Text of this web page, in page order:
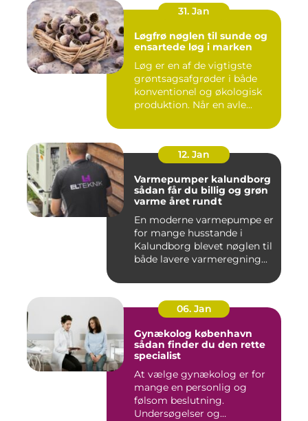
31. Jan
Løgfrø nøglen til sunde og
ensartede løg i marken
Løg er en af de vigtigste
grøntsagsafgrøder i både
konventionel og økologisk
produktion. Når en avle...
12. Jan
Varmepumper kalundborg
sådan får du billig og grøn
varme året rundt
En moderne varmepumpe er
for mange husstande i
Kalundborg blevet nøglen til
både lavere varmeregning...
06. Jan
Gynækolog københavn
sådan finder du den rette
specialist
At vælge gynækolog er for
mange en personlig og
følsom beslutning.
Undersøgelser og